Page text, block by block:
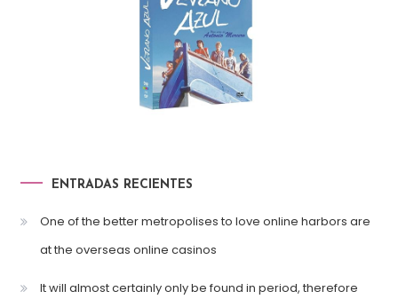
ENTRADAS RECIENTES
One of the better metropolises to love online harbors are
at the overseas online casinos
It will almost certainly only be found in period, therefore